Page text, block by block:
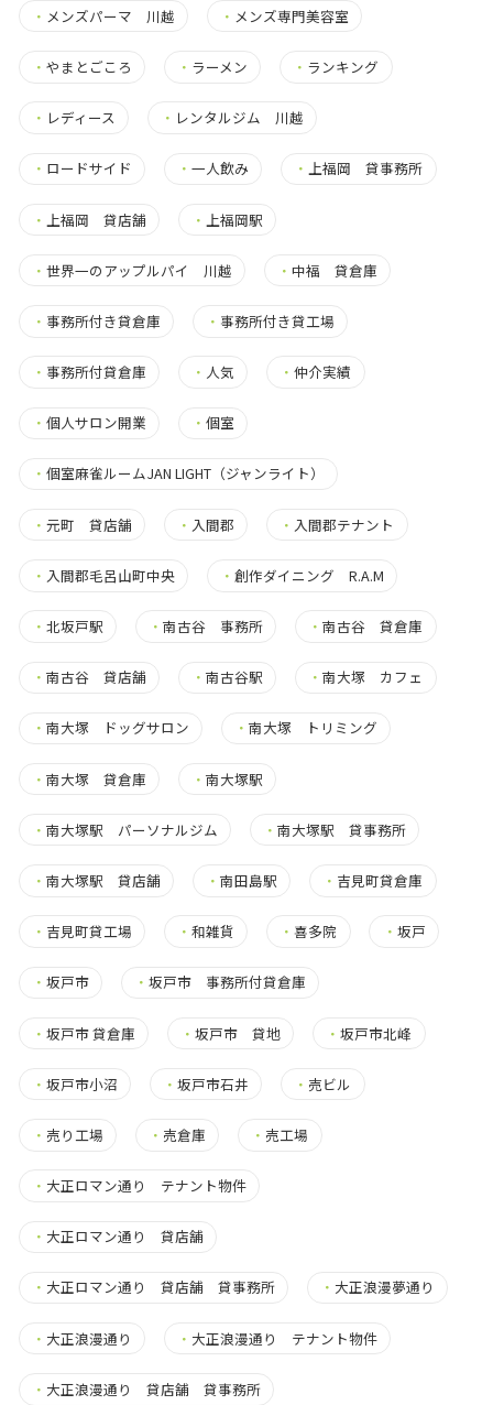
・ メンズパーマ 川越 ・ メンズ専門美容室
・ やまとごころ ・ ラーメン ・ ランキング
・ レディース ・ レンタルジム 川越
・ ロードサイド ・一人飲み ・上福岡 貸事務所
・ 上福岡 貸店舗 ・ 上福岡駅
・ 世界一のアップルパイ 川越 ・中福 貸倉庫
・ 事務所付き貸倉庫 ・ 事務所付き貸工場
・ 事務所付貸倉庫 ・ 人気 ・仲介実績
・ 個人サロン開業 ・個室
・ 個室麻雀ルームJAN LIGHT（ジャンライト）
・ 元町 貸店舗 ・ 入間郡 ・ 入間郡テナント
・ 入間郡毛呂山町中央 ・創作ダイニング R.A.M
・ 北坂戸駅 ・南古谷 事務所 ・南古谷 貸倉庫
・ 南古谷 貸店舗 ・南古谷駅 ・南大塚 カフェ
・ 南大塚 ドッグサロン ・南大塚 トリミング
・ 南大塚 貸倉庫 ・南大塚駅
・ 南大塚駅 パーソナルジム ・南大塚駅 貸事務所
・ 南大塚駅 貸店舗 ・南田島駅 ・ 吉見町貸倉庫
・ 吉見町貸工場 ・和雑貨 ・喜多院 ・ 坂戸
・ 坂戸市 ・坂戸市 事務所付貸倉庫
・ 坂戸市 貸倉庫 ・坂戸市 貸地 ・坂戸市北峰
・ 坂戸市小沼 ・坂戸市石井 ・ 売ビル
・ 売り工場 ・ 売倉庫 ・ 売工場
・ 大正ロマン通り テナント物件
・ 大正ロマン通り 貸店舗
・ 大正ロマン通り 貸店舗 貸事務所 ・ 大正浪漫夢通り
・ 大正浪漫通り ・ 大正浪漫通り テナント物件
・ 大正浪漫通り 貸店舗 貸事務所